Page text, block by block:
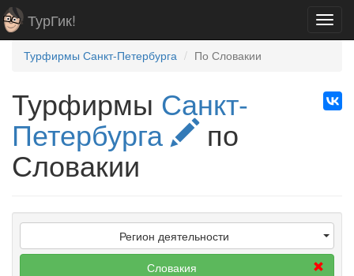
ТурГик!
Турфирмы Санкт-Петербурга По Словакии
Турфирмы Санкт-
Петербурга по
Словакии
Регион деятельности
Словакия